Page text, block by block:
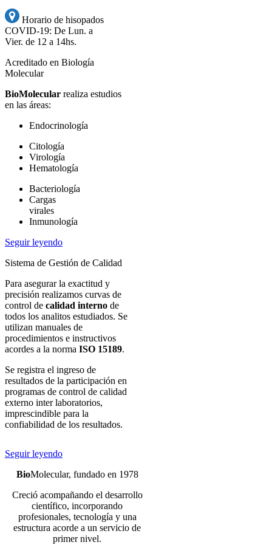
Horario de hisopados
COVID-19: De Lun. a
Vier. de 12 a 14hs.
Acreditado en Biología
Molecular
BioMolecular realiza estudios
en las áreas:
Endocrinología
Citología
Virología
Hematología
Bacteriología
Cargas
virales
Inmunología
Seguir leyendo
Sistema de Gestión de Calidad
Para asegurar la exactitud y
precisión realizamos curvas de
control de calidad interno de
todos los analitos estudiados. Se
utilizan manuales de
procedimientos e instructivos
acordes a la norma ISO 15189.
Se registra el ingreso de
resultados de la participación en
programas de control de calidad
externo inter laboratorios,
imprescindible para la
confiabilidad de los resultados.
Seguir leyendo
BioMolecular, fundado en 1978
Creció acompañando el desarrollo
científico, incorporando
profesionales, tecnología y una
estructura acorde a un servicio de
primer nivel.